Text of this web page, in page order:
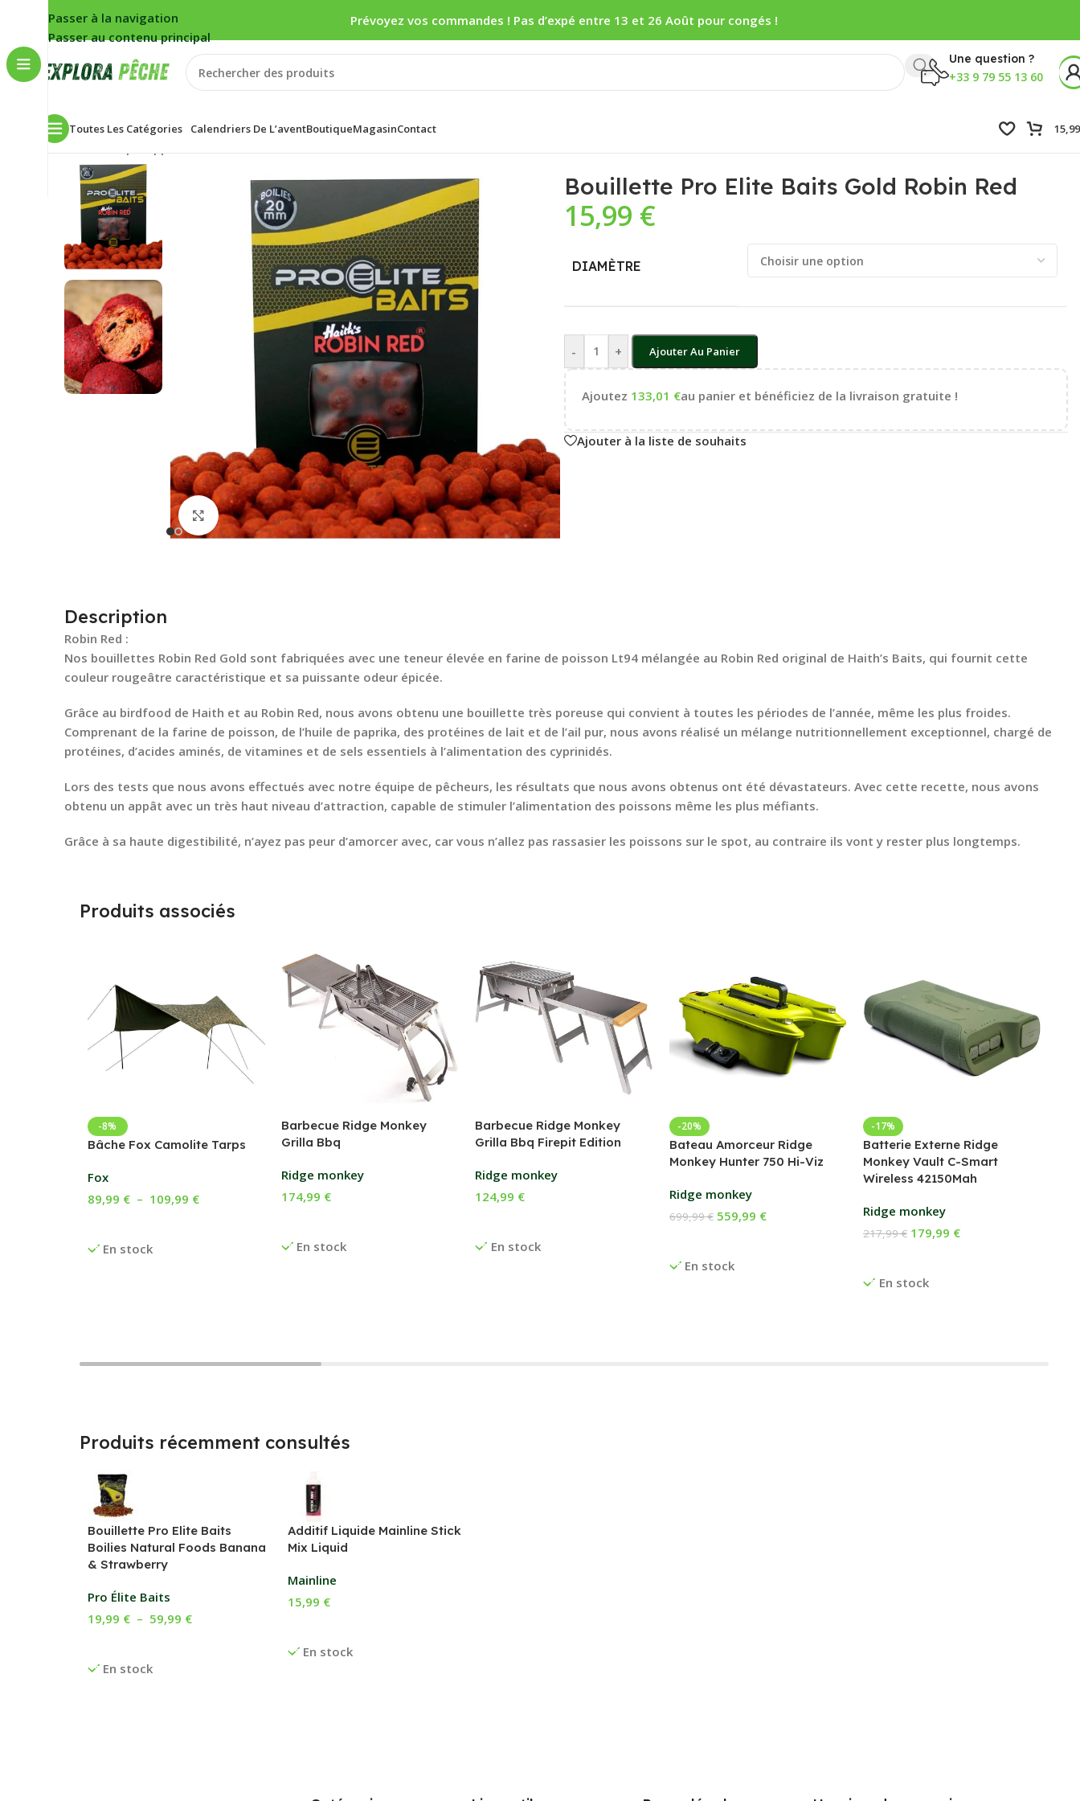
Passer à la navigation
Passer au contenu principal
Prévoyez vos commandes ! Pas d’expé entre 13 et 26 Août pour congés !
Une question ?
+33 9 79 55 13 60
Toutes Les Catégories Calendriers De L’aventBoutiqueMagasinContact
Accueil
Cliquez pour agrandir
Bouillette Pro Elite Baits Gold Robin Red
15,99 €
DIAMÈTRE
- + Ajouter Au Panier
Ajoutez 133,01 €au panier et bénéficiez de la livraison gratuite !
Ajouter à la liste de souhaits
Description
Robin Red :
Nos bouillettes Robin Red Gold sont fabriquées avec une teneur élevée en farine de poisson Lt94 mélangée au Robin Red original de Haith’s Baits, qui fournit cette
couleur rougeâtre caractéristique et sa puissante odeur épicée.
Grâce au birdfood de Haith et au Robin Red, nous avons obtenu une bouillette très poreuse qui convient à toutes les périodes de l’année, même les plus froides.
Comprenant de la farine de poisson, de l’huile de paprika, des protéines de lait et de l’ail pur, nous avons réalisé un mélange nutritionnellement exceptionnel, chargé de
protéines, d’acides aminés, de vitamines et de sels essentiels à l’alimentation des cyprinidés.
Lors des tests que nous avons effectués avec notre équipe de pêcheurs, les résultats que nous avons obtenus ont été dévastateurs. Avec cette recette, nous avons
obtenu un appât avec un très haut niveau d’attraction, capable de stimuler l’alimentation des poissons même les plus méfiants.
Grâce à sa haute digestibilité, n’ayez pas peur d’amorcer avec, car vous n’allez pas rassasier les poissons sur le spot, au contraire ils vont y rester plus longtemps.
Produits associés
-8%
Bâche Fox Camolite Tarps
Fox
En stock
89,99 € – 109,99 €
Barbecue Ridge Monkey
Grilla Bbq
Ridge monkey
En stock
174,99 €
Barbecue Ridge Monkey
Grilla Bbq Firepit Edition
Ridge monkey
En stock
124,99 €
-20%
Bateau Amorceur Ridge
Monkey Hunter 750 Hi-Viz
Ridge monkey
En stock
699,99€ 559,99 €
-17%
Batterie Externe Ridge
Monkey Vault C-Smart
Wireless 42150Mah
Ridge monkey
En stock
217,99€ 179,99 €
Produits récemment consultés
Bouillette Pro Elite Baits
Boilies Natural Foods Banana
& Strawberry
Pro Élite Baits
En stock
19,99 € – 59,99 €
Additif Liquide Mainline Stick
Mix Liquid
Mainline
En stock
15,99 €